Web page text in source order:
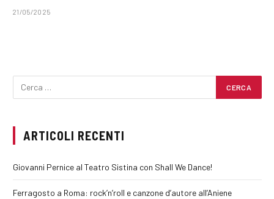
21/05/2025
ARTICOLI RECENTI
Giovanni Pernice al Teatro Sistina con Shall We Dance!
Ferragosto a Roma: rock’n’roll e canzone d’autore all’Aniene